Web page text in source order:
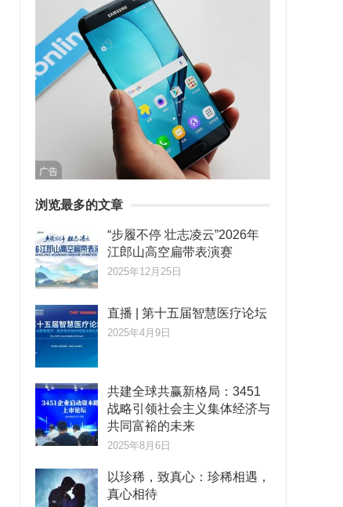
广告
浏览最多的文章
“步履不停 壮志凌云”2026年
江郎山高空扁带表演赛
2025年12月25日
直播 | 第十五届智慧医疗论坛
2025年4月9日
共建全球共赢新格局：3451
战略引领社会主义集体经济与
共同富裕的未来
2025年8月6日
以珍稀，致真心：珍稀相遇，
真心相待